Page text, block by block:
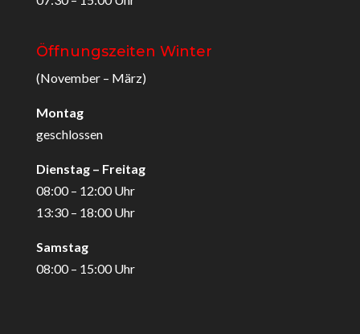
Öffnungszeiten Winter
(November – März)
Montag
geschlossen
Dienstag – Freitag
08:00 – 12:00 Uhr
13:30 – 18:00 Uhr
Samstag
08:00 – 15:00 Uhr